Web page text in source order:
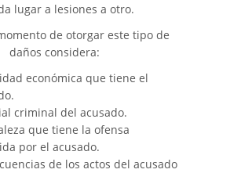
lugar a lesiones a otro.
de otorgar este tipo de
daños considera:
económica que tiene el
criminal del acusado.
que tiene la ofensa
por el acusado.
de los actos del acusado